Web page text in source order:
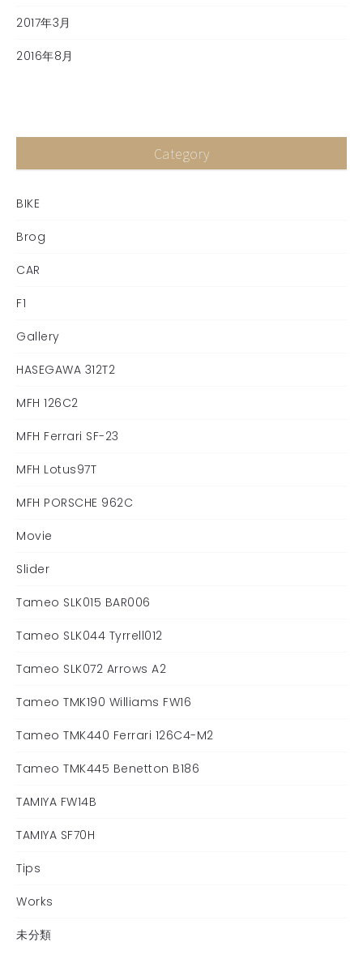
2017年3月
2016年8月
Category
BIKE
Brog
CAR
F1
Gallery
HASEGAWA 312T2
MFH 126C2
MFH Ferrari SF-23
MFH Lotus97T
MFH PORSCHE 962C
Movie
Slider
Tameo SLK015 BAR006
Tameo SLK044 Tyrrell012
Tameo SLK072 Arrows A2
Tameo TMK190 Williams FW16
Tameo TMK440 Ferrari 126C4-M2
Tameo TMK445 Benetton B186
TAMIYA FW14B
TAMIYA SF70H
Tips
Works
未分類